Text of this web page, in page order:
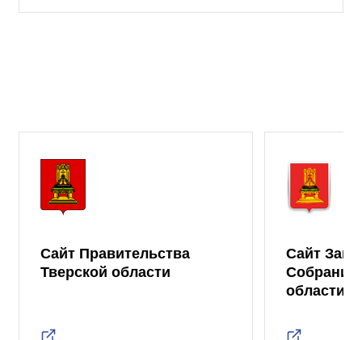
Сайт Правительства
Тверской области
Сайт
Собрания
области